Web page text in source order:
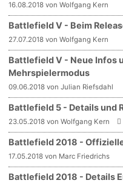
16.08.2018 von Wolfgang Kern
Battlefield V - Beim
27.07.2018 von Wolfgang Kern
Battlefield V - Neue Infos
Mehrspielermodus
09.06.2018 von Julian Riefsdahl
Battlefield 5 - Details und
23.05.2018 von Wolfgang Kern
Battlefield 2018 -
17.05.2018 von Marc Friedrichs
Battlefield 2018 - Details